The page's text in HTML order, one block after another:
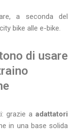
a seconda del
bike alle e-bike.
di usare
grazie a adattatori
in una base solida